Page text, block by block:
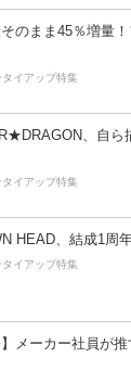
のまま45％増量
タイアップ特集
、自ら
タイアップ特集
HEAD、結成1周
タイアップ特集
】メーカー社員が